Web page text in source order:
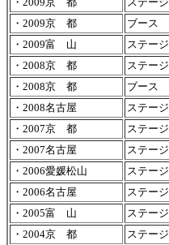
・2009京 都
ブース
・2009富 山
ステージ
・2008京 都
ステージ
・2008京 都
ブース
・2008名古屋
ステージ
・2007京 都
ステージ
・2007名古屋
ステージ
・2006愛媛松山
ステージ
・2006名古屋
ステージ
・2005富 山
ステージ
・2004京 都
ステージ